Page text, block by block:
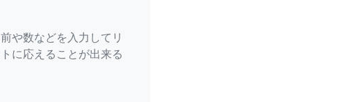
や数などを入力してリ
に応えることが出来る